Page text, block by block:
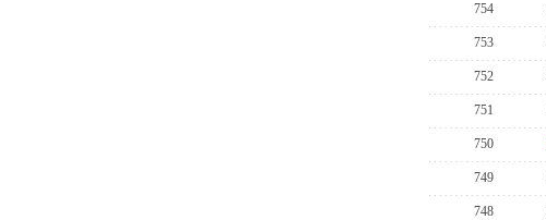
754
753
752
751
750
749
748